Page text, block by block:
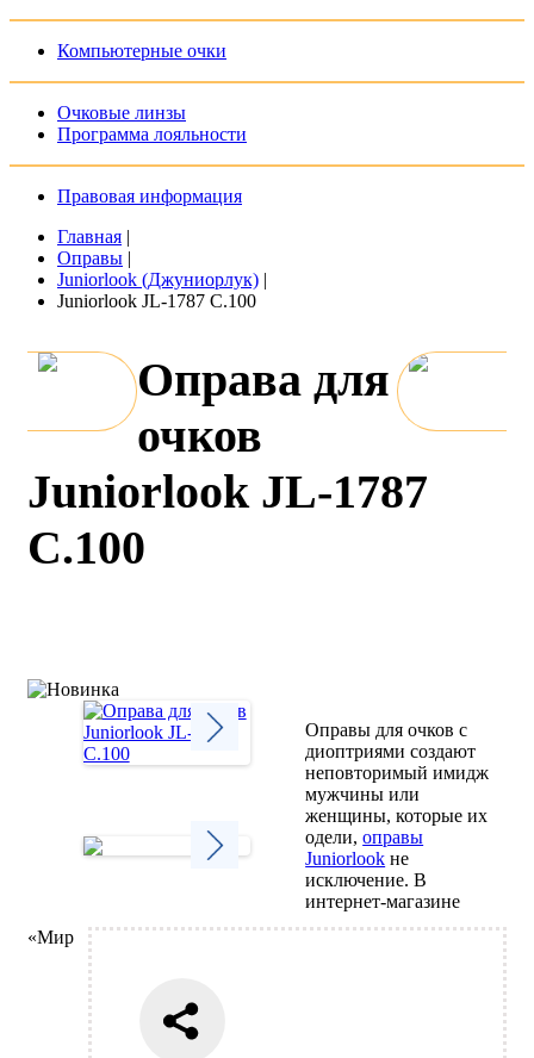
Компьютерные очки
Очковые линзы
Программа лояльности
Правовая информация
Главная |
Оправы |
Juniorlook (Джуниорлук) |
Juniorlook JL-1787 C.100
Оправа для
очков
Juniorlook JL-1787
C.100
Оправы для очков с
диоптриями создают
неповторимый имидж
мужчины или
женщины, которые их
одели,оправы
Juniorlook не
исключение. В
интернет-магазине
«Мир